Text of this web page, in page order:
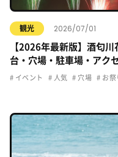
観光 2026/07/01
【2026年最新版】酒匂
台・穴場・駐車場・アク
イベント 人気 穴場 お祭